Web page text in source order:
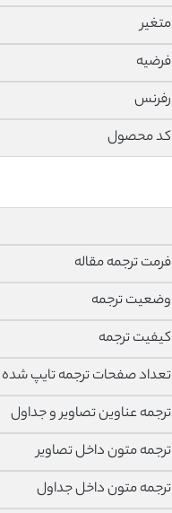
متغیر
فرضیه
رفرنس
کد محصول
فرمت ترجمه مقاله
وضعیت ترجمه
کیفیت ترجمه
تعداد صفحات ترجمه تایپ شده
ترجمه عناوین تصاویر و جداول
ترجمه متون داخل تصاویر
ترجمه متون داخل جداول